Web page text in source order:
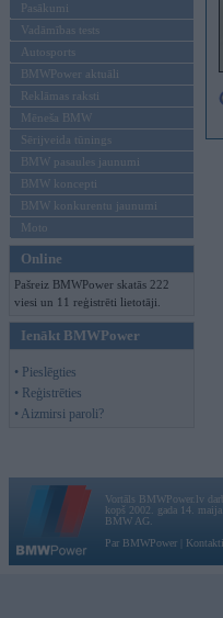
Pasākumi
Vadāmības tests
Autosports
BMWPower aktuāli
Reklāmas raksti
Mēneša BMW
Sērijveida tūnings
BMW pasaules jaunumi
BMW koncepti
BMW konkurentu jaunumi
Moto
Online
Pašreiz BMWPower skatās 222
viesi un 11 reģistrēti lietotāji.
Ienākt BMWPower
• Pieslēgties
• Reģistrēties
• Aizmirsi paroli?
Vortāls BMWPower.lv
kopš 2002. gada 14.
BMW AG.
Par BMWPower
Kontakti